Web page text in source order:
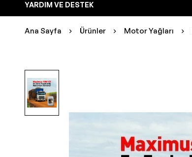
YARDIM VE DESTEK
Ana Sayfa Ürünler Motor Yağları